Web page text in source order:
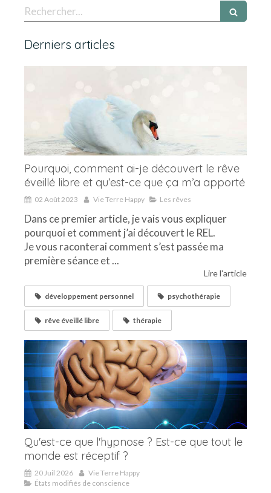
Rechercher
Derniers articles
Pourquoi, comment ai-je découvert le rêve
éveillé libre et qu’est-ce que ça m’a apporté
02 Août 2023 Vie Terre Happy Les rêves
Dans ce premier article, je vais vous expliquer
pourquoi et comment j’ai découvert le REL.
Je vous raconterai comment s’est passée ma
première séance et ...
Lire l'article
développement personnel psychothérapie
rêve éveillé libre thérapie
Qu'est-ce que l'hypnose ? Est-ce que tout le
monde est réceptif ?
20 Juil 2026
Vie Terre Happy
États modifiés de conscience